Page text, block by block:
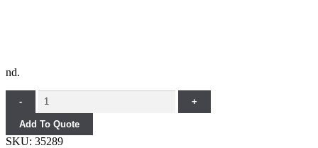
nd.
- Quantity +
Add To Quote
SKU: 35289